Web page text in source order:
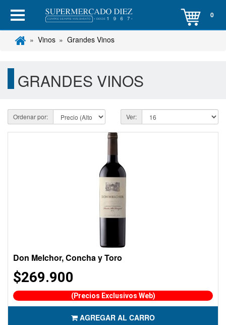
0
Vinos Grandes Vinos
GRANDES VINOS
Ordenar por: Ver:
Don Melchor, Concha y Toro
$269.900
(Precios Exclusivos Web)
AGREGAR AL CARRO